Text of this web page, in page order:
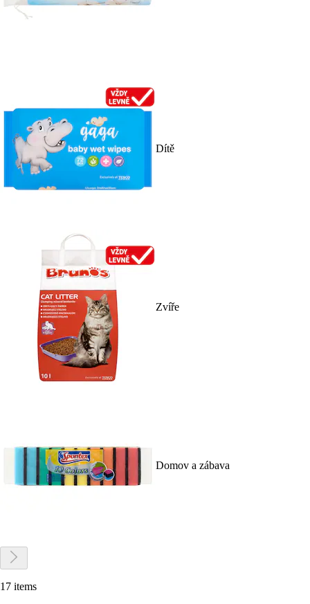
Dítě
Zvíře
Domov a zábava
17 items